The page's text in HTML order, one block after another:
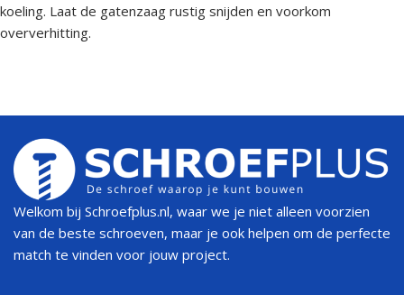
koeling. Laat de gatenzaag rustig snijden en voorkom
oververhitting.
Welkom bij Schroefplus.nl, waar we je niet alleen voorzien
van de beste schroeven, maar je ook helpen om de perfecte
match te vinden voor jouw project.